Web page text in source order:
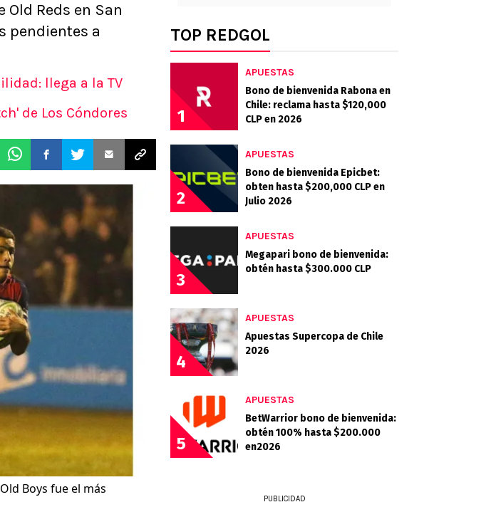
Reds en San
pendientes a
llega a la TV
de Los Cóndores
Boys fue el más
TOP REDGOL
1
APUESTAS
Bono de bienvenida Rabona en
Chile: reclama hasta $120,000
CLP en 2026
2
APUESTAS
Bono de bienvenida Epicbet:
obten hasta $200,000 CLP en
Julio 2026
3
APUESTAS
Megapari bono de bienvenida:
obtén hasta $300.000 CLP
4
APUESTAS
Apuestas Supercopa de Chile
2026
5
APUESTAS
BetWarrior bono de bienvenida:
obtén 100% hasta $200.000
en2026
PUBLICIDAD